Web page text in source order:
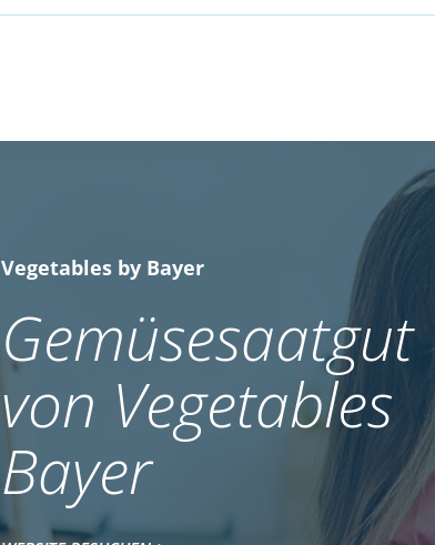
Vegetables by Bayer
Gemüsesaatgut
von Vegetables
Bayer